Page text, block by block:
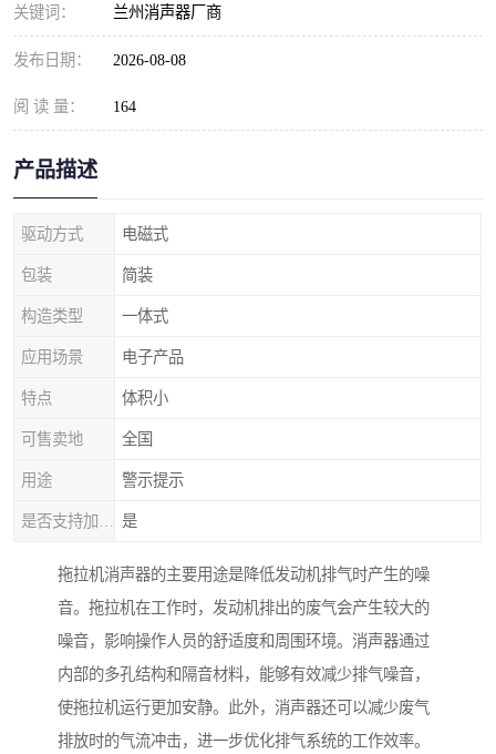
关键词： 兰州消声器厂商
发布日期： 2026-08-08
阅 读 量： 164
产品描述
驱动方式 电磁式
包装 简装
构造类型 一体式
应用场景 电子产品
特点 体积小
可售卖地 全国
用途 警示提示
是
拖拉机消声器的主要用途是降低发动机排气时产生的噪
音。拖拉机在工作时，发动机排出的废气会产生较大的
噪音，影响操作人员的舒适度和周围环境。消声器通过
内部的多孔结构和隔音材料，能够有效减少排气噪音，
使拖拉机运行更加安静。此外，消声器还可以减少废气
排放时的气流冲击，进一步优化排气系统的工作效率。